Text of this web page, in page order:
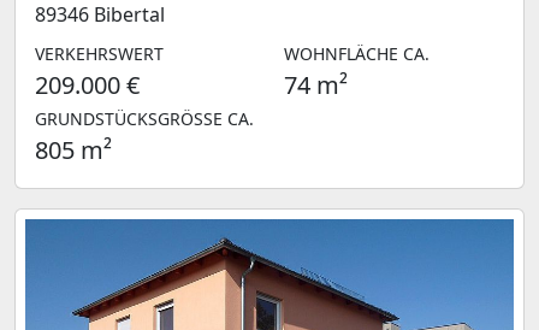
89346 Bibertal
VERKEHRSWERT
209.000 €
WOHNFLÄCHE CA.
74 m²
GRUNDSTÜCKSGRÖSSE CA.
805 m²